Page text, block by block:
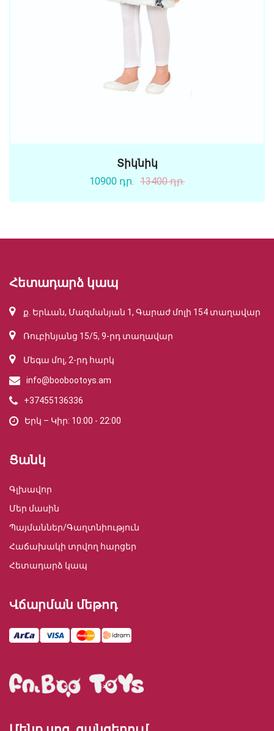
Տիկնիկ
10900 դր. 13400 դր.
Հետադարձ կապ
ք. Երևան, Մազմանյան 1, Գարաժ մոլի 154 տաղավար
Ռուբինյանց 15/5, 9-րդ տաղավար
Մեգա մոլ, 2-րդ հարկ
info@boobootoys.am
+37455136336
Երկ – Կիր: 10:00 - 22:00
Ցանկ
Գլխավոր
Մեր մասին
Պայմաններ/Գաղտնիություն
Հաճախակի տրվող հարցեր
Հետադարձ կապ
Վճարման մեթոդ